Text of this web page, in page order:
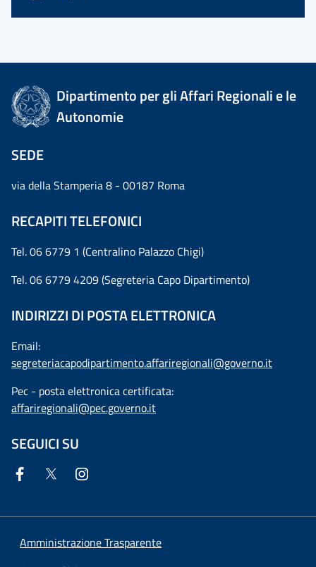
Dipartimento per gli Affari Regionali e le
Autonomie
SEDE
via della Stamperia 8 - 00187 Roma
RECAPITI TELEFONICI
Tel. 06 6779 1 (Centralino Palazzo Chigi)
Tel. 06 6779 4209 (Segreteria Capo Dipartimento)
INDIRIZZI DI POSTA ELETTRONICA
Email:
segreteriacapodipartimento.affariregionali@governo.it
Pec - posta elettronica certificata:
affariregionali@pec.governo.it
SEGUICI SU
Amministrazione Trasparente